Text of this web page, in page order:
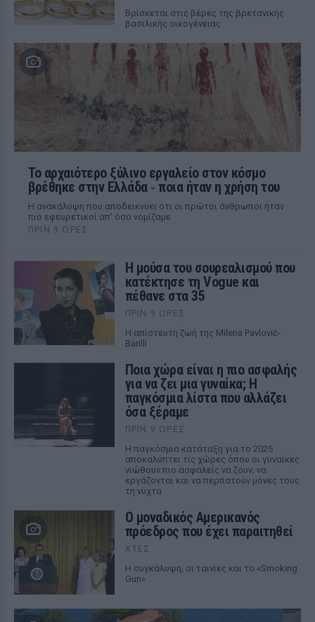
Βρίσκεται στις βέρες της βρετανικής
βασιλικής οικογένειας
Το αρχαιότερο ξύλινο εργαλείο στον κόσμο
βρέθηκε στην Ελλάδα ‑ ποια ήταν η χρήση του
Η ανακάλυψη που αποδεικνύει ότι οι πρώτοι άνθρωποι ήταν
πιο εφευρετικοί απ’ όσο νομίζαμε
ΠΡΙΝ 9 ΏΡΕΣ
Η μούσα του σουρεαλισμού που
κατέκτησε τη Vogue και
πέθανε στα 35
ΠΡΙΝ 9 ΏΡΕΣ
Η απίστευτη ζωή της Milena Pavlović-
Barilli
Ποια χώρα είναι η πιο ασφαλής
για να ζει μια γυναίκα; Η
παγκόσμια λίστα που αλλάζει
όσα ξέραμε
ΠΡΙΝ 9 ΏΡΕΣ
Η παγκόσμια κατάταξη για το 2025
αποκαλύπτει τις χώρες όπου οι γυναίκες
νιώθουν πιο ασφαλείς να ζουν, να
εργάζονται και να περπατούν μόνες τους
τη νύχτα
Ο μοναδικός Αμερικανός
πρόεδρος που έχει παραιτηθεί
ΧΤΕΣ
Η συγκάλυψη, οι ταινίες και το «Smoking
Gun»